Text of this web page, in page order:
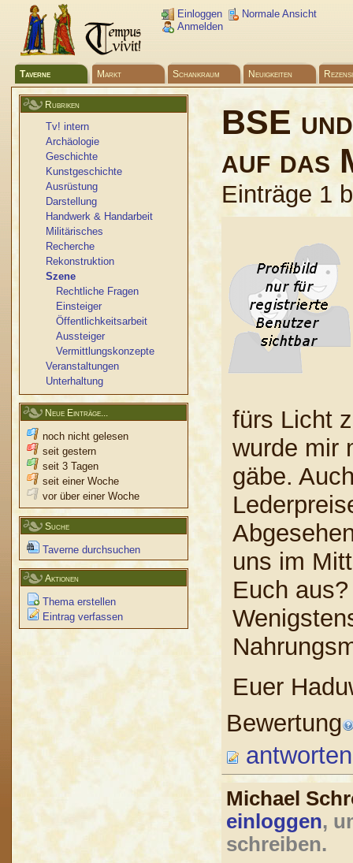
Einloggen
Anmelden
Normale Ansicht
Taverne Markt Schankraum Neuigkeiten
Rubriken
Tv! intern
Archäologie
Geschichte
Kunstgeschichte
Ausrüstung
Darstellung
Handwerk & Handarbeit
Militärisches
Recherche
Rekonstruktion
Szene
Rechtliche Fragen
Einsteiger
Öffentlichkeitsarbeit
Aussteiger
Vermittlungskonzepte
Veranstaltungen
Unterhaltung
Neue Einträge...
noch nicht gelesen
seit gestern
seit 3 Tagen
seit einer Woche
vor über einer Woche
Suche
Taverne durchsuchen
Aktionen
Thema erstellen
Eintrag verfassen
BSE
auf das
Einträge 1
fürs Licht
wurde mir
gäbe.
uns im
Euch
Euer
Bewertung
antworten
Michael
einloggen,
schreiben.